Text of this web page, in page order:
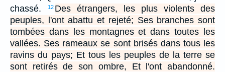
chassé.
12 Des étrangers, les plus violents des
peuples, l'ont abattu et rejeté; Ses branches sont
tombées dans les montagnes et dans toutes les
vallées. Ses rameaux se sont brisés dans tous les
ravins du pays; Et tous les peuples de la terre se
sont retirés de son ombre, Et l'ont abandonné.